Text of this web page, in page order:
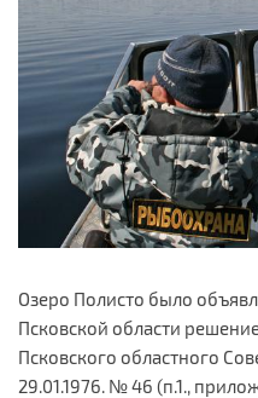
Озеро Полисто было
Псковской области
Псковского областного
29.01.1976. № 46 (п.1.,